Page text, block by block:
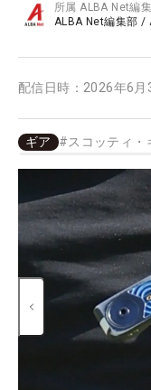
所属ALBA Net編
ALBA Net編集部 /
配信日時： 2026年6月
ギア #スコッティ・